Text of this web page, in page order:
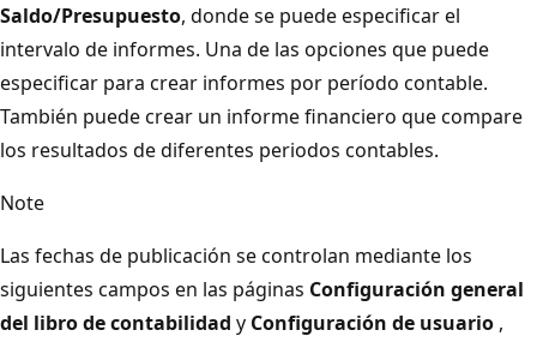
Saldo/Presupuesto, donde se puede especificar el
intervalo de informes. Una de las opciones que puede
especificar para crear informes por período contable.
También puede crear un informe financiero que compare
los resultados de diferentes periodos contables.
Note
Las fechas de publicación se controlan mediante los
siguientes campos en las páginas Configuración general
del libro de contabilidad y Configuración de usuario ,